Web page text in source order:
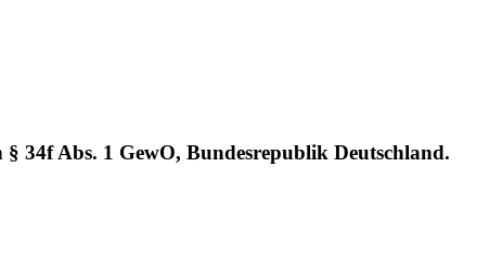
34f Abs. 1 GewO, Bundesrepublik Deutschland.